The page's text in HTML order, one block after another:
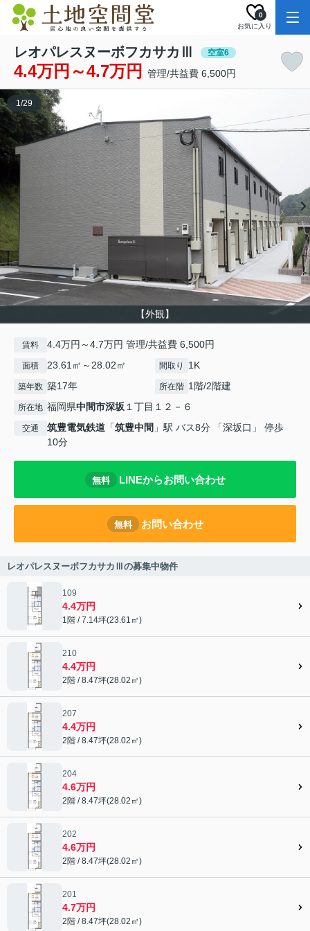
お気に入り
0
レオパレスヌーボフカサカⅢ 空室6
4.4万円～4.7万円 管理/共益費 6,500円
【外観】
1/29
賃料 4.4万円～4.7万円 管理/共益費 6,500円
面積 23.61㎡～28.02㎡ 間取り 1K
築年数 築17年 所在階 1階/2階建
所在地 福岡県中間市深坂１丁目１２－６
交通 筑豊電気鉄道 「筑豊中間 」駅 バス8分 「深坂口」 停歩
10分
無料 LINEからお問い合わせ
無料 お問い合わせ
レオパレスヌーボフカサカⅢの募集中物件
109
4.4万円
1階 / 7.14坪(23.61㎡)
210
4.4万円
2階 / 8.47坪(28.02㎡)
207
4.4万円
2階 / 8.47坪(28.02㎡)
204
4.6万円
2階 / 8.47坪(28.02㎡)
202
4.6万円
2階 / 8.47坪(28.02㎡)
201
4.7万円
2階 / 8.47坪(28.02㎡)